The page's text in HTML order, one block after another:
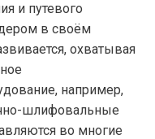
и путевого
в своём
охватывая
например,
шлифовальные
во многие